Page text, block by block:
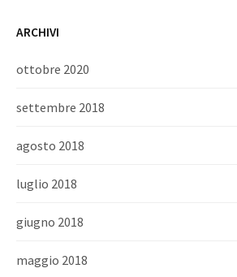
ARCHIVI
ottobre 2020
settembre 2018
agosto 2018
luglio 2018
giugno 2018
maggio 2018